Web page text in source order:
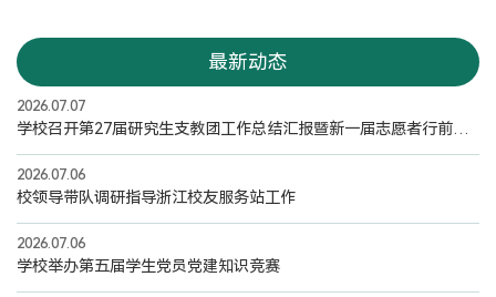
最新动态
2026.07.07
学校召开第27届研究生支教团工作总结汇报暨新一届志愿者行前动员会
2026.07.06
校领导带队调研指导浙江校友服务站工作
2026.07.06
学校举办第五届学生党员党建知识竞赛